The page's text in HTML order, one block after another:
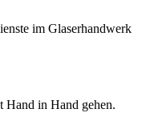
im Glaserhandwerk
Hand in Hand gehen.